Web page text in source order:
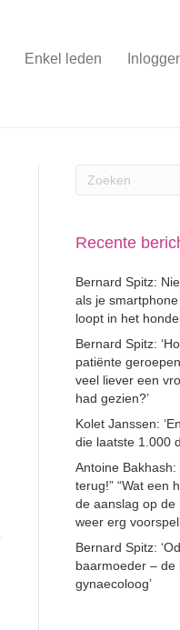
Enkel leden
Recente
Bernard Spitz:
als je
loopt in het
Bernard Spitz:
patiënte
veel liever een
had gezien?’
Kolet Janssen:
die laatste 1.000
Antoine Bakhash:
terug!” “Wat een
de aanslag op de
weer erg
Bernard Spitz:
baarmoeder – de
gynaecoloog’